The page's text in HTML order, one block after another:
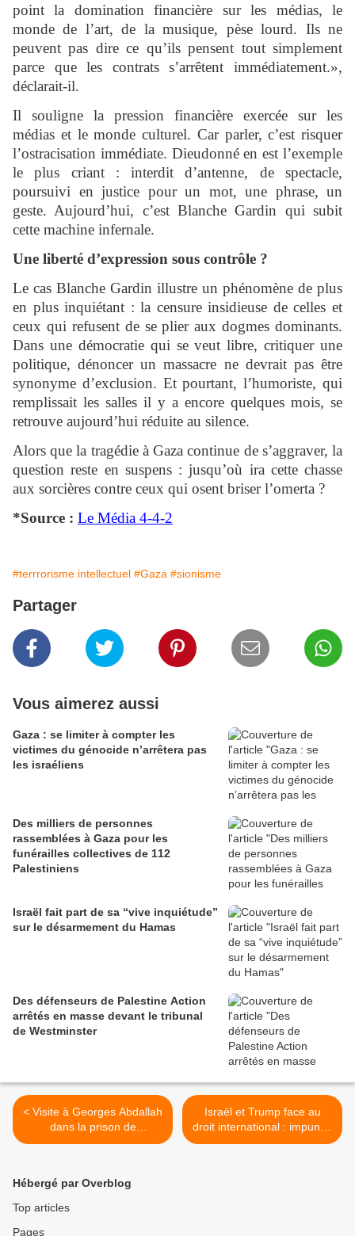
point la domination financière sur les médias, le
monde de l’art, de la musique, pèse lourd. Ils ne
peuvent pas dire ce qu’ils pensent tout simplement
parce que les contrats s’arrêtent immédiatement.»,
déclarait-il.
Il souligne la pression financière exercée sur les
médias et le monde culturel. Car parler, c’est risquer
l’ostracisation immédiate. Dieudonné en est l’exemple
le plus criant : interdit d’antenne, de spectacle,
poursuivi en justice pour un mot, une phrase, un
geste. Aujourd’hui, c’est Blanche Gardin qui subit
cette machine infernale.
Une liberté d’expression sous contrôle ?
Le cas Blanche Gardin illustre un phénomène de plus
en plus inquiétant : la censure insidieuse de celles et
ceux qui refusent de se plier aux dogmes dominants.
Dans une démocratie qui se veut libre, critiquer une
politique, dénoncer un massacre ne devrait pas être
synonyme d’exclusion. Et pourtant, l’humoriste, qui
remplissait les salles il y a encore quelques mois, se
retrouve aujourd’hui réduite au silence.
Alors que la tragédie à Gaza continue de s’aggraver, la
question reste en suspens : jusqu’où ira cette chasse
aux sorcières contre ceux qui osent briser l’omerta ?
*Source : Le Média 4-4-2
#terrrorisme intellectuel #Gaza #sionisme
Partager
Vous aimerez aussi
Gaza : se limiter à compter les
victimes du génocide n’arrêtera pas
les israéliens
Des milliers de personnes
rassemblées à Gaza pour les
funérailles collectives de 112
Palestiniens
Israël fait part de sa “vive inquiétude”
sur le désarmement du Hamas
Des défenseurs de Palestine Action
arrêtés en masse devant le tribunal
de Westminster
< Visite à Georges Abdallah
dans la prison de
Lannemezan
Israël et Trump face au
droit international : impunité
et mépris absolu >
Hébergé par Overblog
Top articles
Pages